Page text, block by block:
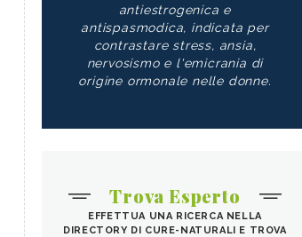
antiestrogenica e
antispasmodica, indicata per
contrastare stress, ansia,
nervosismo e l'emicrania di
origine ormonale nelle donne.
Trova Esperto
EFFETTUA UNA RICERCA NELLA
DIRECTORY DI CURE-NATURALI E TROVA